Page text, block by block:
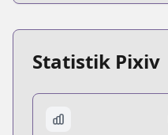
Statistik Pixiv